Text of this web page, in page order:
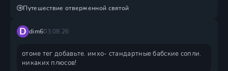
Путешествие отверженной святой
D dim603.08.26
отоме тег добавьте. имхо- стандартные бабские сопли.
никаких плюсов!